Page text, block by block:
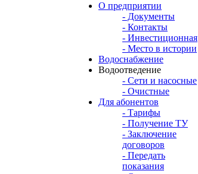
О предприятии
- Документы
- Контакты
- Инвестиционная
- Место в истории
Водоснабжение
Водоотведение
- Сети и насосные
- Очистные
Для абонентов
- Тарифы
- Получение ТУ
- Заключение
договоров
- Передать
показания